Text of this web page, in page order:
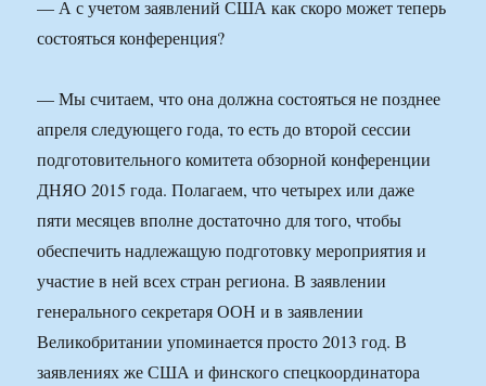
— А с учетом заявлений США как скоро может теперь
состояться конференция?
— Мы считаем, что она должна состояться не позднее
апреля следующего года, то есть до второй сессии
подготовительного комитета обзорной конференции
ДНЯО 2015 года. Полагаем, что четырех или даже
пяти месяцев вполне достаточно для того, чтобы
обеспечить надлежащую подготовку мероприятия и
участие в ней всех стран региона. В заявлении
генерального секретаря ООН и в заявлении
Великобритании упоминается просто 2013 год. В
заявлениях же США и финского спецкоординатора